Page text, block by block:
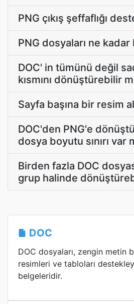
PNG çıkış şeffaflığı
PNG dosyaları ne
DOC' in tümünü değil
kısmını dönüştürebilir
Sayfa başına bir resim
DOC'den PNG'e
dosya boyutu sınırı var
Birden fazla DOC
grup halinde
DOC
DOC dosyaları, zengin metin
resimleri ve tabloları
belgeleridir.